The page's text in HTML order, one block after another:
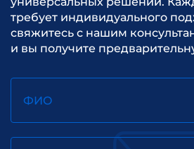
требует индивидуального
свяжитесь с нашим
и вы получите
ФИО